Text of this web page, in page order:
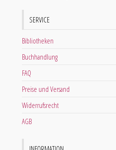
SERVICE
Bibliotheken
Buchhandlung
FAQ
Preise und Versand
Widerrufsrecht
AGB